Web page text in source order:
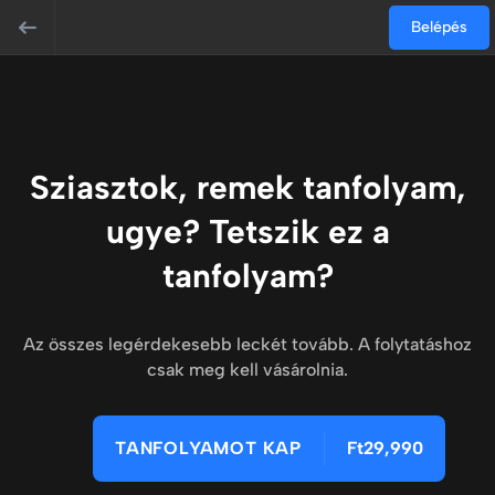
Belépés
Sziasztok, remek tanfolyam,
ugye? Tetszik ez a
tanfolyam?
Az összes legérdekesebb leckét tovább. A folytatáshoz
csak meg kell vásárolnia.
TANFOLYAMOT KAP Ft29,990